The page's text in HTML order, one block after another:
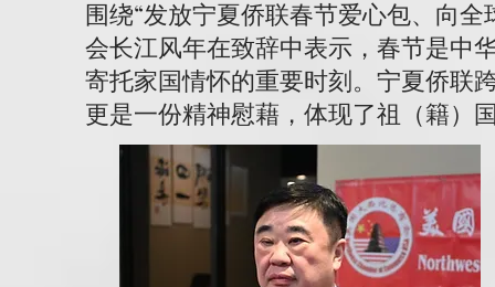
围绕“发放宁夏侨联春节爱心包、向
会长江风年在致辞中表示，春节是中
寄托家国情怀的重要时刻。宁夏侨联
更是一份精神慰藉，体现了祖（籍）